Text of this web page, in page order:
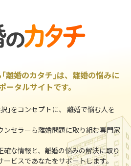
離婚のカタチ｣は、離婚の悩みに
ータルサイトです。
｣をコンセプトに、 離婚で悩む人を
ンセラーら離婚問題に取り組む専門家
確な情報と、離婚の悩みの解決に取り
ビスであなたをサポートします。